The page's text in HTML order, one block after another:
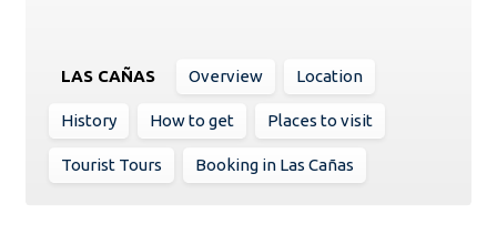
LAS CAÑAS Overview Location
History How to get Places to visit
Tourist Tours Booking in Las Cañas